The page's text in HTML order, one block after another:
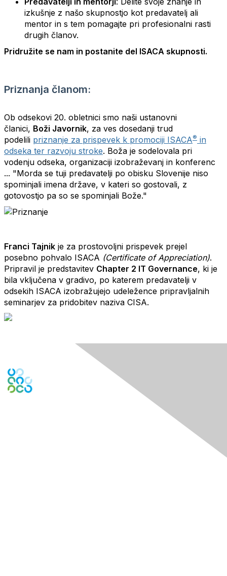
izkušnje z našo skupnostjo kot predavatelj ali
mentor in s tem pomagajte pri profesionalni rasti
drugih članov.
Pridružite se nam in postanite del ISACA skupnosti.
Priznanja članom:
Ob odsekovi 20. obletnici smo naši ustanovni
članici, Boži Javornik, za ves dosedanji trud
podelili priznanje za prispevek k promociji ISACA® in
odseka ter razvoju stroke. Boža je sodelovala pri
vodenju odseka, organizaciji izobraževanj in konferenc
... "Morda se tuji predavatelji po obisku Slovenije niso
spominjali imena države, v kateri so gostovali, z
gotovostjo pa so se spominjali Bože."
Franci Tajnik je za prostovoljni prispevek prejel
posebno pohvalo ISACA (Certificate of Appreciation).
Pripravil je predstavitev Chapter 2 IT Governance, ki je
bila vključena v gradivo, po katerem predavatelji v
odsekih ISACA izobražujejo udeležence pripravljalnih
seminarjev za pridobitev naziva CISA.